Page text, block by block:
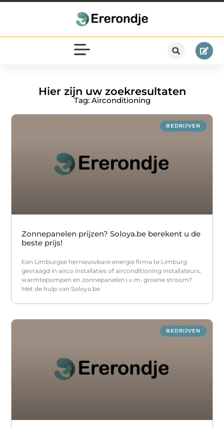
Hier zijn uw zoekresultaten
Tag: Airconditioning
BEDRIJVEN
Zonnepanelen prijzen? Soloya.be berekent u de
beste prijs!
Een Limburgse hernieuwbare energie firma te Limburg
gevraagd in airco installaties of airconditioning installateurs,
warmtepompen en zonnepanelen i.v.m. groene stroom?
Met de hulp van Soloya.be
BEDRIJVEN